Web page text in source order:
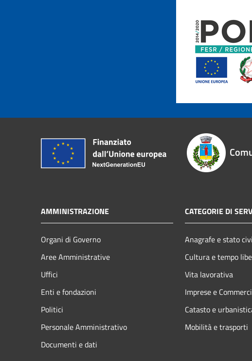
AMMINISTRAZIONE
Organi di Governo
Aree Amministrative
Uffici
Enti e fondazioni
Politici
Personale Amministrativo
Documenti e dati
CATEGORIE DI
Anagrafe e stato
Cultura e tempo
Vita lavorativa
Imprese e
Catasto e
Mobilità e trasporti